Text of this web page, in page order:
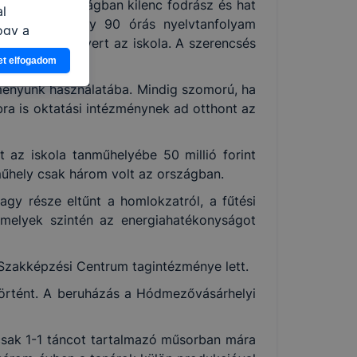
Németországban kilenc fodrász és hat
volt egy 90 órás nyelvtanfolyam
forintot nyert az iskola. A szerencsés
használatába. Mindig szomorú, ha
is oktatási intézménynek ad otthont az
az iskola tanműhelyébe 50 millió forint
csak három volt az országban.
része eltűnt a homlokzatról, a fűtési
szintén az energiahatékonyságot
Centrum tagintézménye lett.
A beruházás a Hódmezővásárhelyi
1-1 táncot tartalmazó műsorban mára
a
a
a
honlap a
elfogadom